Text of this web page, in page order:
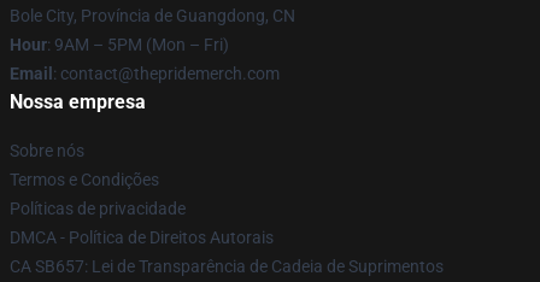
Bole City, Província de Guangdong, CN
Hour: 9AM – 5PM (Mon – Fri)
Email : contact@thepridemerch.com
Nossa empresa
Sobre nós
Termos e Condições
Políticas de privacidade
DMCA - Política de Direitos Autorais
CA SB657: Lei de Transparência de Cadeia de Suprimentos